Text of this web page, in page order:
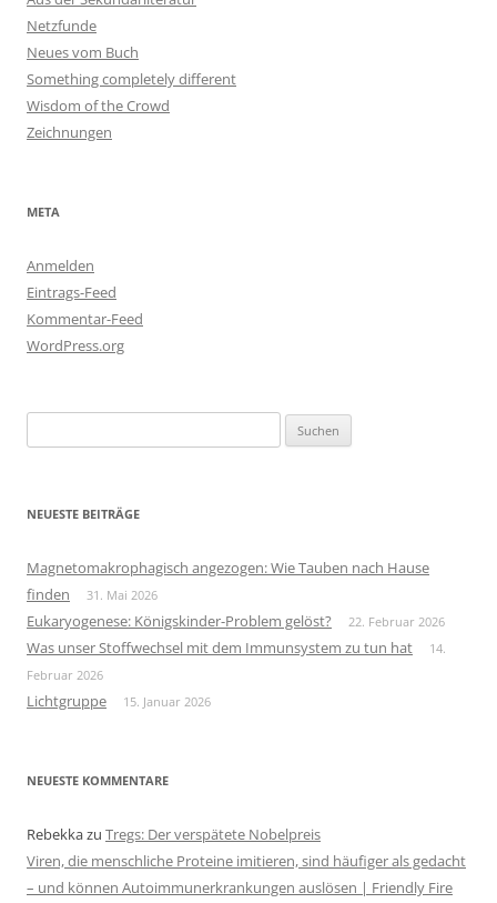
Netzfunde
Neues vom Buch
Something completely different
Wisdom of the Crowd
Zeichnungen
META
Anmelden
Eintrags-Feed
Kommentar-Feed
WordPress.org
nach:
NEUESTE BEITRÄGE
Magnetomakrophagisch angezogen: Wie Tauben nach Hause
finden
31. Mai 2026
Eukaryogenese: Königskinder-Problem gelöst? 22. Februar 2026
Was unser Stoffwechsel mit dem Immunsystem zu tun hat
14.
Februar 2026
Lichtgruppe 15. Januar 2026
NEUESTE KOMMENTARE
Rebekkazu Tregs: Der verspätete Nobelpreis
Viren, die menschliche Proteine imitieren, sind häufiger als gedacht
– und können Autoimmunerkrankungen auslösen | Friendly Fire